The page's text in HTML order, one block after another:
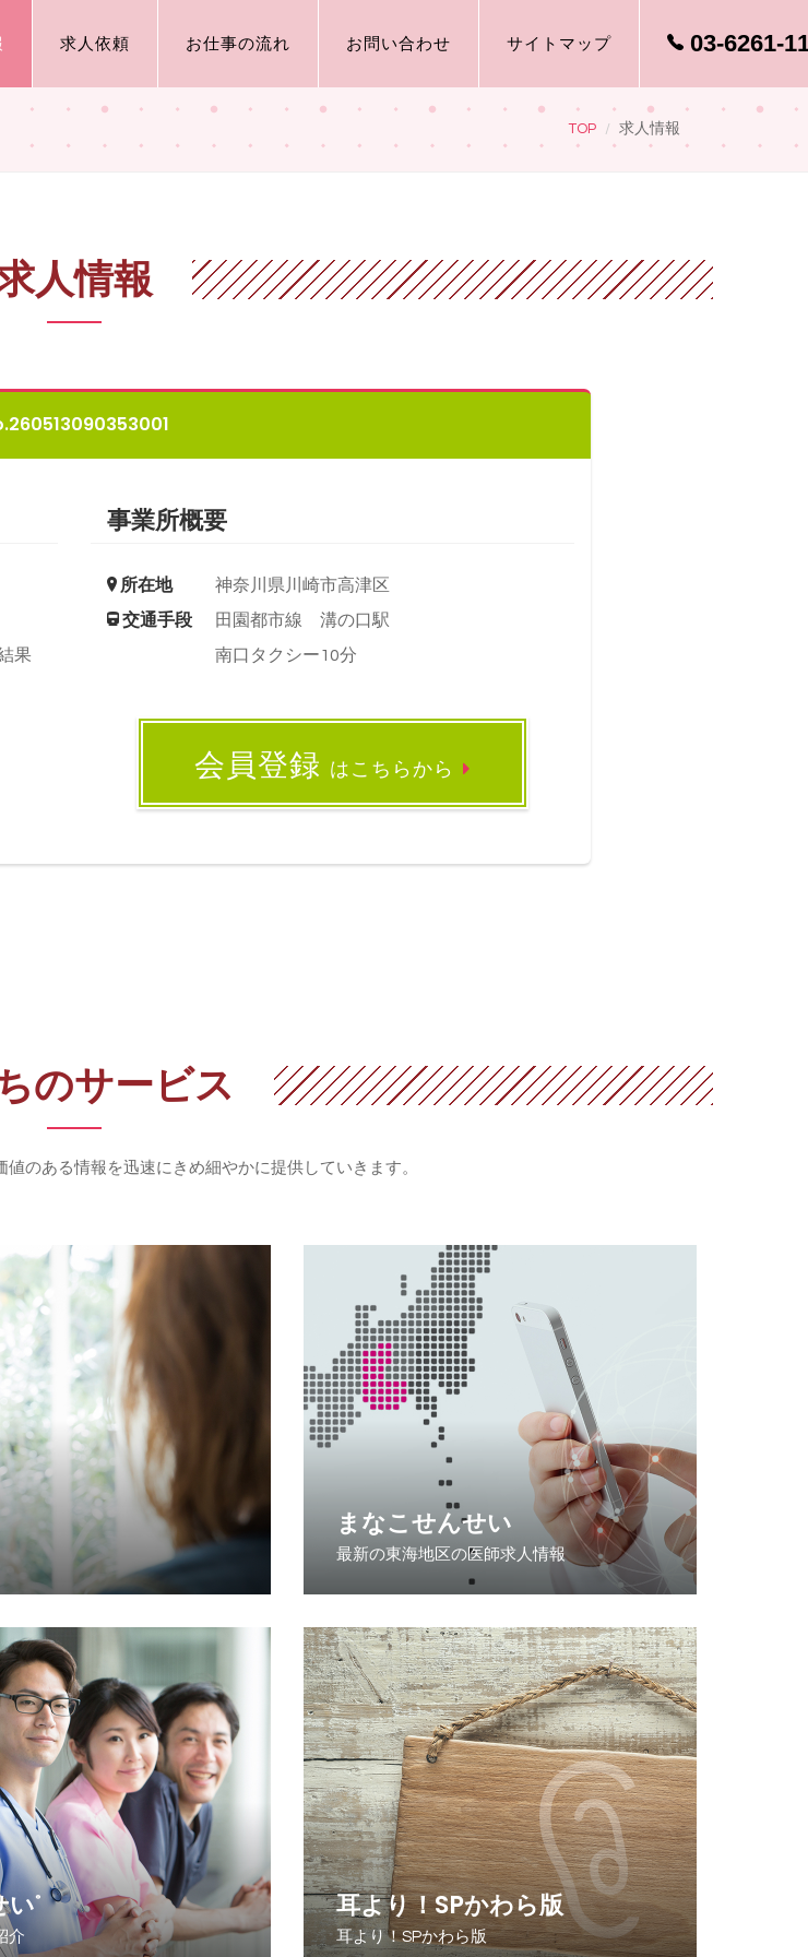
求人依頼 お仕事の流れ お問い合わせ サイトマップ 03-6261-
TOP 求人情報
人情報
果
事業所概要
所在地
神奈川県川崎市高津区
交通手段
田園都市線 溝の口駅
南口タクシー10分
会員登録 はこちらから
のサービス
値のある情報を迅速にきめ細やかに提供していきます。
まなこせんせい
最新の東海地区の医師求人情報
い®
介
耳より！SPかわら版
耳より！SPかわら版